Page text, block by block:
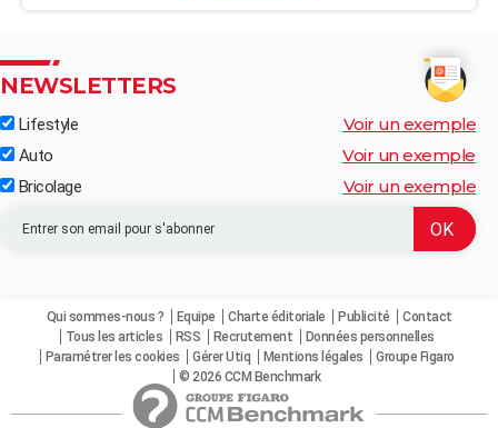
NEWSLETTERS
Lifestyle Voir un exemple
Auto Voir un exemple
Bricolage Voir un exemple
Qui sommes-nous ? Equipe Charte éditoriale Publicité
Contact
Tous les articles
RSS Recrutement
Données personnelles
Paramétrer les cookies
Gérer Utiq Mentions légales
Groupe Figaro
© 2026 CCM Benchmark